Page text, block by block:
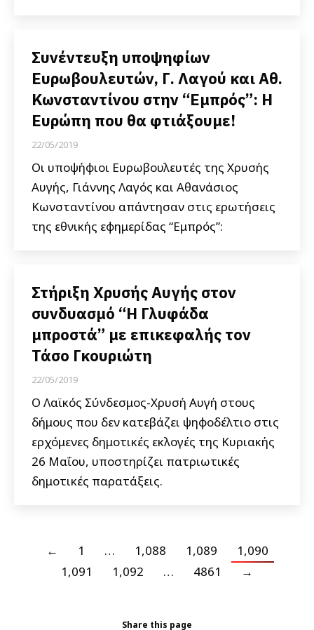
Συνέντευξη υποψηφίων
Ευρωβουλευτών, Γ. Λαγού και Αθ.
Κωνσταντίνου στην “Εμπρός”: Η
Ευρώπη που θα φτιάξουμε!
22/05/2019
Οι υποψήφιοι Ευρωβουλευτές της Χρυσής
Αυγής, Γιάννης Λαγός και Αθανάσιος
Κωνσταντίνου απάντησαν στις ερωτήσεις
της εθνικής εφημερίδας “Εμπρός”:
Στήριξη Χρυσής Αυγής στον
συνδυασμό “Η Γλυφάδα
μπροστά” με επικεφαλής τον
Τάσο Γκουριώτη
22/05/2019
Ο Λαϊκός Σύνδεσμος-Χρυσή Αυγή στους
δήμους που δεν κατεβάζει ψηφοδέλτιο στις
ερχόμενες δημοτικές εκλογές της Κυριακής
26 Μαΐου, υποστηρίζει πατριωτικές
δημοτικές παρατάξεις.
← 1 … 1,088 1,089
1,090
1,091
1,092 … 4861 →
Share this page